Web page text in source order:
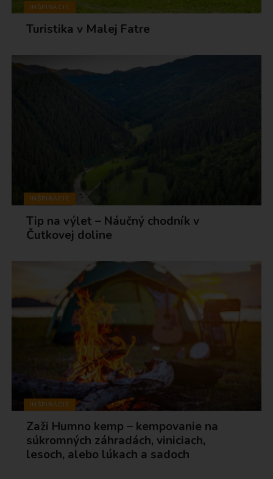
INŠPIRÁCIE
Turistika v Malej Fatre
INŠPIRÁCIE
Tip na výlet – Náučný chodník v
Čutkovej doline
INŠPIRÁCIE
Zaži Humno kemp – kempovanie na
súkromných záhradách, viniciach,
lesoch, alebo lúkach a sadoch